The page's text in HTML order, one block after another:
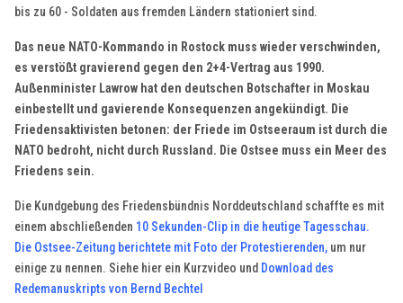
bis zu 60 - Soldaten aus fremden Ländern stationiert sind.
Das neue NATO-Kommando in Rostock muss wieder verschwinden,
es verstößt gravierend gegen den 2+4-Vertrag aus 1990.
Außenminister Lawrow hat den deutschen Botschafter in Moskau
einbestellt und gavierende Konsequenzen angekündigt. Die
Friedensaktivisten betonen: der Friede im Ostseeraum ist durch die
NATO bedroht, nicht durch Russland. Die Ostsee muss ein Meer des
Friedens sein.
Die Kundgebung des Friedensbündnis Norddeutschland schaffte es mit
einem abschließenden 10 Sekunden-Clip in die heutige Tagesschau.
Die Ostsee-Zeitung berichtete mit Foto der Protestierenden, um nur
einige zu nennen. Siehe hier ein Kurzvideo und Download des
Redemanuskripts von Bernd Bechtel